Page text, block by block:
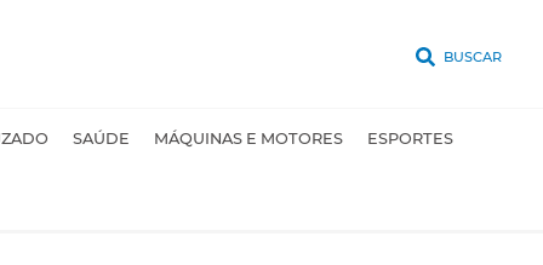
BUSCAR
SAÚDE MÁQUINAS E MOTORES ESPORTES